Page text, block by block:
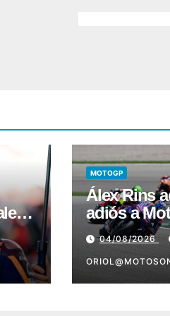
MOTOGP
Álex Rins
adiós a
Ducati
destino en
04/08/2026